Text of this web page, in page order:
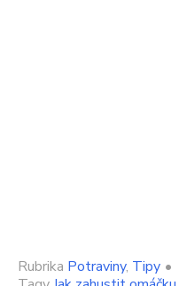
Rubrika Potraviny, Tipy •